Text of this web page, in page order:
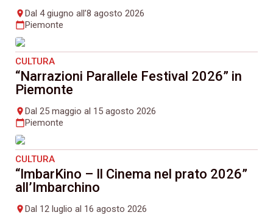
placeDal 4 giugno all’8 agosto 2026
calendar_todayPiemonte
CULTURA
“Narrazioni Parallele Festival 2026” in
Piemonte
placeDal 25 maggio al 15 agosto 2026
calendar_todayPiemonte
CULTURA
“ImbarKino – Il Cinema nel prato 2026”
all’Imbarchino
placeDal 12 luglio al 16 agosto 2026